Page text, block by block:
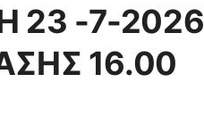
-7-
16.00